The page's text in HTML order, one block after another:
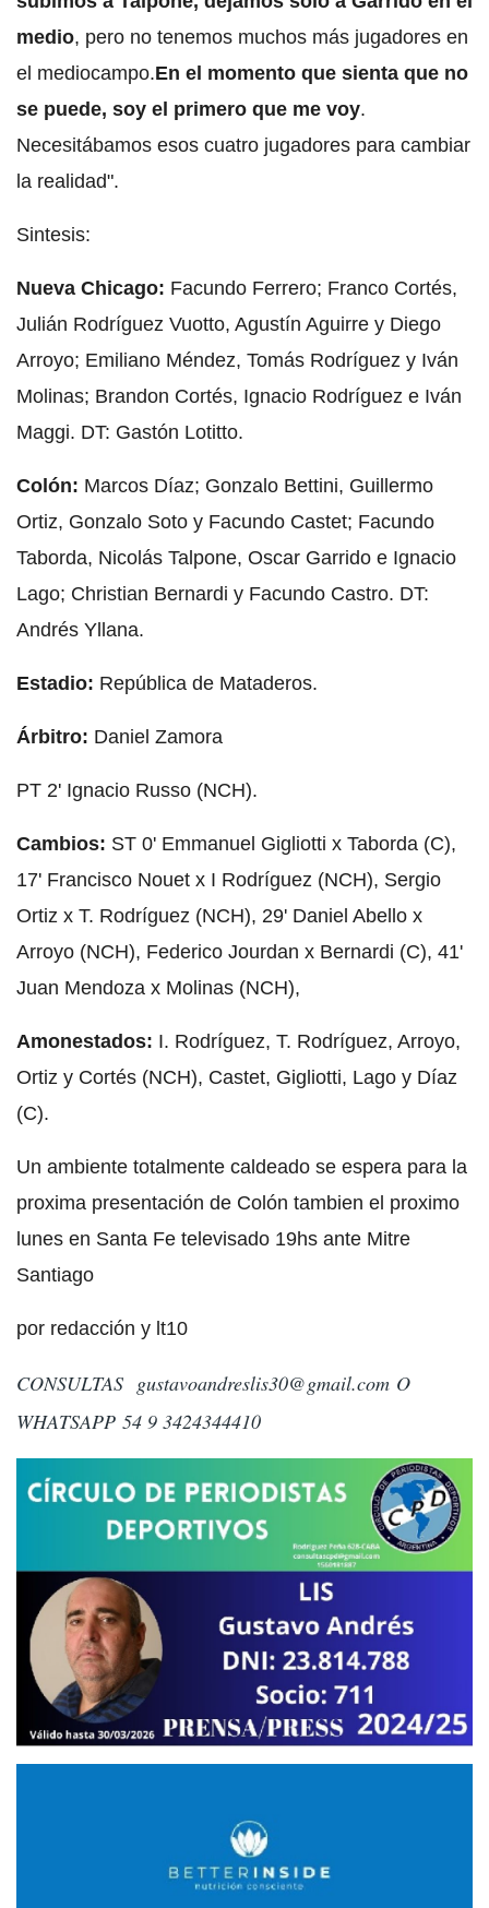
medio, pero no tenemos muchos más jugadores en
el mediocampo.En el momento que sienta que no
se puede, soy el primero que me voy.
Necesitábamos esos cuatro jugadores para cambiar
la realidad".
Sintesis:
Nueva Chicago: Facundo Ferrero; Franco Cortés,
Julián Rodríguez Vuotto, Agustín Aguirre y Diego
Arroyo; Emiliano Méndez, Tomás Rodríguez y Iván
Molinas; Brandon Cortés, Ignacio Rodríguez e Iván
Maggi. DT: Gastón Lotitto.
Colón: Marcos Díaz; Gonzalo Bettini, Guillermo
Ortiz, Gonzalo Soto y Facundo Castet; Facundo
Taborda, Nicolás Talpone, Oscar Garrido e Ignacio
Lago; Christian Bernardi y Facundo Castro. DT:
Andrés Yllana.
Estadio: República de Mataderos.
Árbitro: Daniel Zamora
PT 2' Ignacio Russo (NCH).
Cambios: ST 0' Emmanuel Gigliotti x Taborda (C),
17' Francisco Nouet x I Rodríguez (NCH), Sergio
Ortiz x T. Rodríguez (NCH), 29' Daniel Abello x
Arroyo (NCH), Federico Jourdan x Bernardi (C), 41'
Juan Mendoza x Molinas (NCH),
Amonestados: I. Rodríguez, T. Rodríguez, Arroyo,
Ortiz y Cortés (NCH), Castet, Gigliotti, Lago y Díaz
(C).
Un ambiente totalmente caldeado se espera para la
proxima presentación de Colón tambien el proximo
lunes en Santa Fe televisado 19hs ante Mitre
Santiago
por redacción y lt10
CONSULTAS gustavoandreslis30@gmail.com O
WHATSAPP 54 9 3424344410